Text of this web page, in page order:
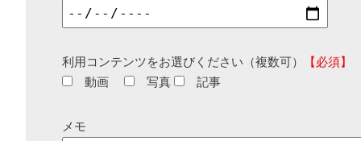
利用コンテンツをお選びください（複数可）
【必須】
動画
写真 記事
メモ